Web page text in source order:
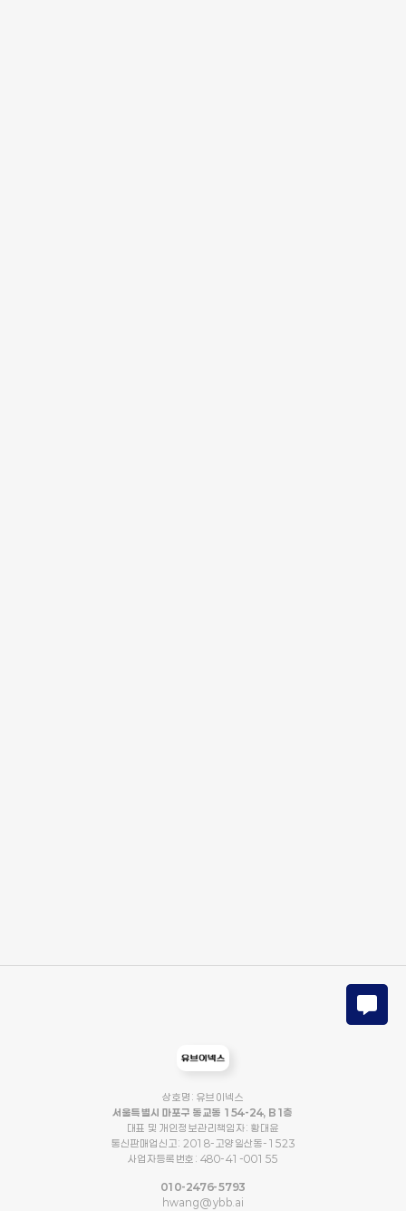
상호명: 유브이넥스
서울특별시 마포구 동교동 154-24, B1층
대표 및 개인정보관리책임자: 황대윤
통신판매업신고: 2018-고양일산동-1523
사업자등록번호: 480-41-00155
010-2476-5793
hwang@ybb.ai